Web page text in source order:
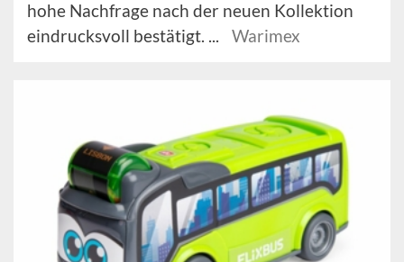
hohe Nachfrage nach der neuen Kollektion
eindrucksvoll bestätigt. ...
Warimex